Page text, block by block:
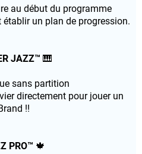
au début du programme
un plan de progression.
JAZZ™ 🎹
sans partition
directement pour jouer un
!!
PRO™ 🍁